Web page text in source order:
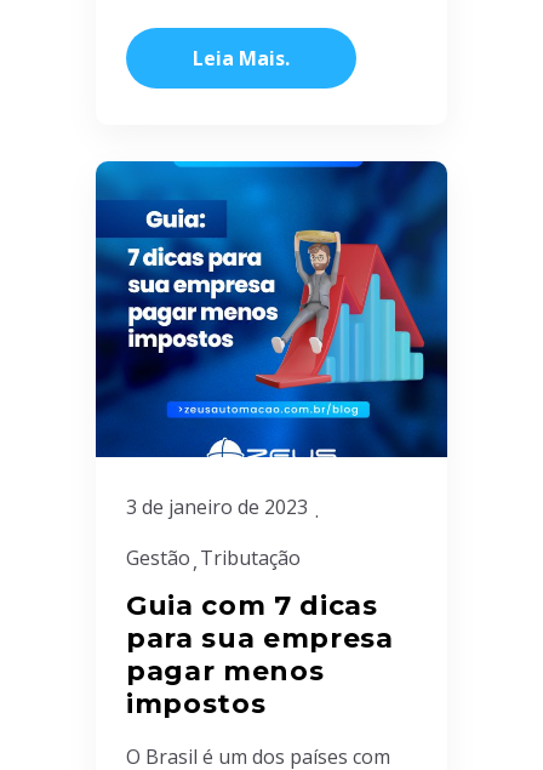
Leia Mais
3 de janeiro de 2023
Gestão Tributação
Guia com 7 dicas
para sua empresa
pagar menos
impostos
O Brasil é um dos países com